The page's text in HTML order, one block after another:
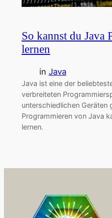
So kannst du Java
lernen
in Java
Java ist eine der
verbreiteten
unterschiedlichen Geräten
Programmieren von Java
lernen.